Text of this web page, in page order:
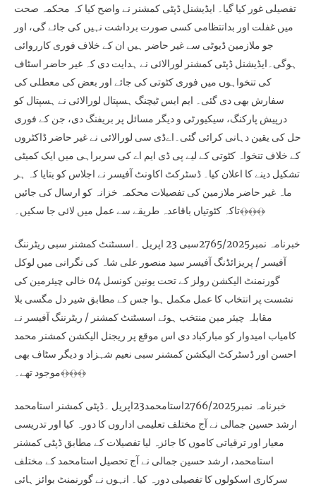
تفصیلی غور کیا گیا۔ ایڈیشنل ڈپٹی کمشنر نے واضح کیا کہ محکمہ صحت
میں غفلت اور بدانتظامی کسی صورت برداشت نہیں کی جائے گی، اور
جو ملازمین ڈیوٹی سے غیر حاضر ہیں ان کے خلاف فوری کارروائی
ہوگی۔ایڈیشنل ڈپٹی کمشنر لورالائی نے ہدایت دی کہ غیر حاضر اسٹاف
کی تنخواہوں میں فوری کٹوتی کی جائے اور بعض کی معطلی کی
سفارش بھی دی گئی۔ ایم ایس ٹیچنگ ہسپتال لورالائی نے ہسپتال کو
درپیش پارکنگ، سیکیورٹی و دیگر مسائل پر بریفنگ دی، جن کے فوری
حل کی یقین دہانی کرائی گئی۔اےڈی سی لورالائی نے غیر حاضر ڈاکٹروں
کے خلاف تنخواہ کٹوتی کے لیے پی ڈی ایم اے کی سربراہی میں ایک کمیٹی
تشکیل دینے کا اعلان کیا۔ ڈسٹرکٹ اکاونٹ آفیسر نے اجلاس کو بتایا کہ ہر
ماہ غیر حاضر ملازمین کی تفصیلات محکمہ خزانہ کو ارسال کی جائیں
تاکہ کٹوتیاں باقاعدہ طریقے سے عمل میں لائی جا سکیں۔﴾﴿﴾﴿﴾﴿
خبرنامہ نمبر2765/2025سبی 23 اپریل ۔اسسٹنٹ کمشنر سبی ریٹرننگ
آفیسر / پریزائڈنگ آفیسر سید منصور علی شاہ کی نگرانی میں لوکل
گورنمنٹ الیکشن رولز کے تحت یونین کونسل 04 خالی چیئرمین کی
نشست پر انتخاب کا عمل مکمل ہوا جس کے مطابق شیر دل مگسی بلا
مقابلہ چیئر مین منتخب ہوئے اسسٹنٹ کمشنر / ریٹرننگ آفیسر نے
کامیاب امیدوار کو مبارکباد دی اس موقع پر ریجنل الیکشن کمشنر محمد
احسن اور ڈسٹرکٹ الیکشن کمشنر سبی نعیم شہزاد و دیگر سٹاف بھی
موجود تھے۔﴾﴿﴾﴿﴾﴿
خبرنامہ نمبر2766/2025استامحمد23اپریل ۔ڈپٹی کمشنر استامحمد
ارشد حسین جمالی نے آج مختلف تعلیمی اداروں کا دورہ کیا اور تدریسی
معیار اور ترقیاتی کاموں کا جائزہ لیا تفصیلات کے مطابق ڈپٹی کمشنر
استامحمد، ارشد حسین جمالی نے آج تحصیل استامحمد کے مختلف
سرکاری اسکولوں کا تفصیلی دورہ کیا۔ انہوں نے گورنمنٹ بوائز ہائی